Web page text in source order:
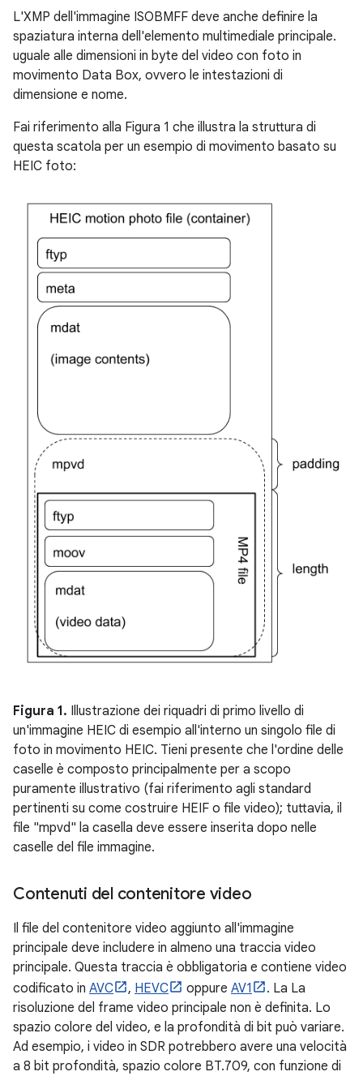
L'XMP dell'immagine ISOBMFF deve anche definire la
spaziatura interna dell'elemento multimediale principale.
uguale alle dimensioni in byte del video con foto in
movimento Data Box, ovvero le intestazioni di
dimensione e nome.
Fai riferimento alla Figura 1 che illustra la struttura di
questa scatola per un esempio di movimento basato su
HEIC foto:
Figura 1. Illustrazione dei riquadri di primo livello di
un'immagine HEIC di esempio all'interno un singolo file di
foto in movimento HEIC. Tieni presente che l'ordine delle
caselle è composto principalmente per a scopo
puramente illustrativo (fai riferimento agli standard
pertinenti su come costruire HEIF o file video); tuttavia, il
file "mpvd" la casella deve essere inserita dopo nelle
caselle del file immagine.
Contenuti del contenitore video
Il file del contenitore video aggiunto all'immagine
principale deve includere in almeno una traccia video
principale. Questa traccia è obbligatoria e contiene video
codificato in AVC , HEVC oppure AV1
. La La
risoluzione del frame video principale non è definita. Lo
spazio colore del video, e la profondità di bit può variare.
Ad esempio, i video in SDR potrebbero avere una velocità
a 8 bit profondità, spazio colore BT.709, con funzione di